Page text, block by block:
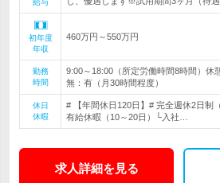
給与
初年度
年収
460万円～550万円
勤務
時間
9:00～18:00（所定労働時間8時間）休
無：有（月30時間程度）
休日
休暇
# 【年間休日120日】# 完全週休2日制
有給休暇（10～20日）└入社…
求人詳細を見る